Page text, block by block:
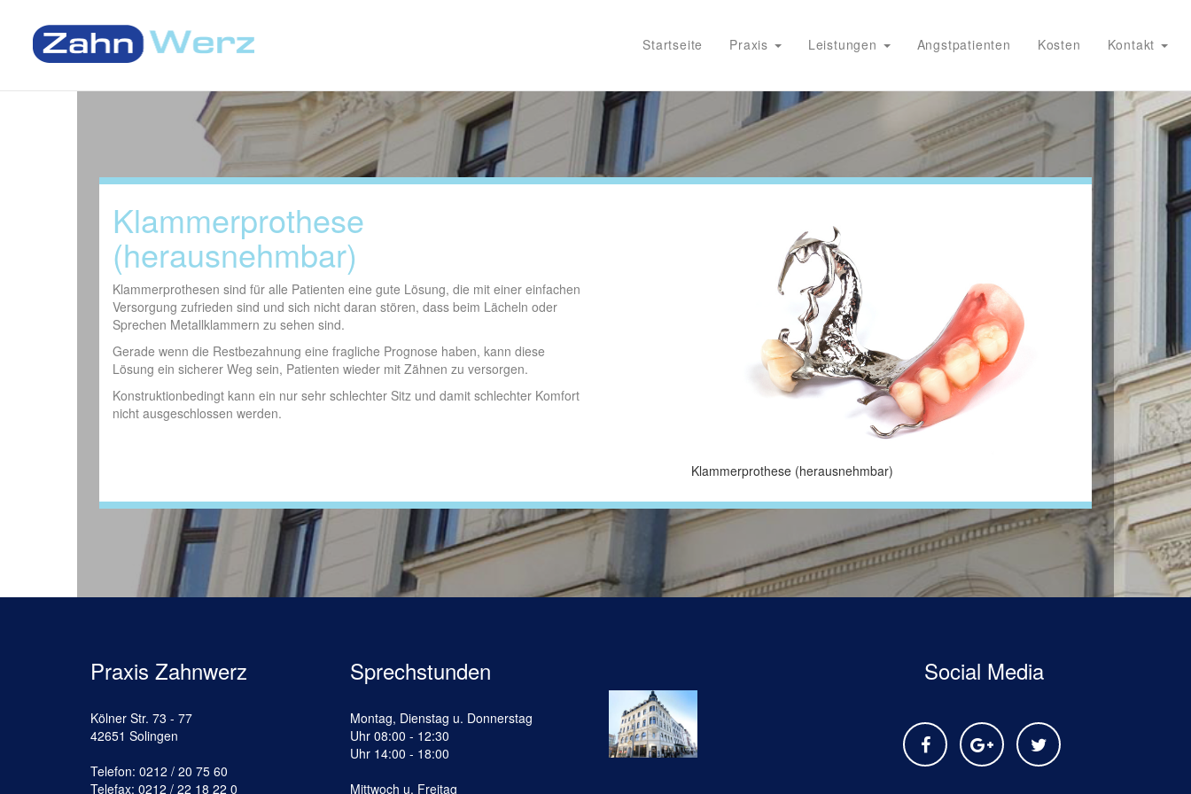
Startseite Praxis Leistungen Angstpatienten Kosten Kontakt
Klammerprothese
(herausnehmbar)
Klammerprothesen sind für alle Patienten eine gute Lösung, die mit einer einfachen
Versorgung zufrieden sind und sich nicht daran stören, dass beim Lächeln oder
Sprechen Metallklammern zu sehen sind.
Gerade wenn die Restbezahnung eine fragliche Prognose haben, kann diese
Lösung ein sicherer Weg sein, Patienten wieder mit Zähnen zu versorgen.
Konstruktionbedingt kann ein nur sehr schlechter Sitz und damit schlechter Komfort
nicht ausgeschlossen werden.
Klammerprothese (herausnehmbar)
Praxis Zahnwerz
Kölner Str. 73 - 77
42651 Solingen
Telefon: 0212 / 20 75 60
Telefax: 0212 / 22 18 22 0
Sprechstunden
Montag, Dienstag u. Donnerstag
Uhr 08:00 - 12:30
Uhr 14:00 - 18:00
Mittwoch u. Freitag
Social Media